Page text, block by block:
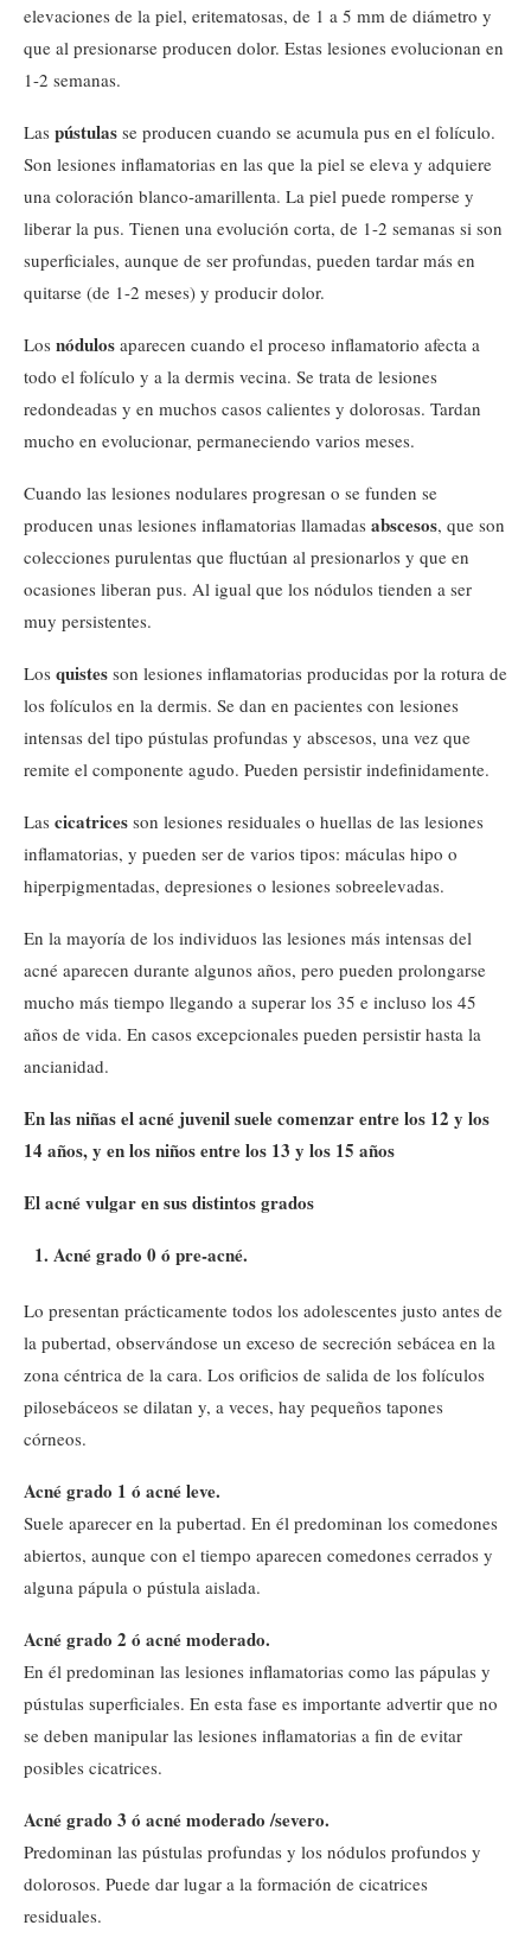
elevaciones de la piel, eritematosas, de 1 a 5 mm de diámetro y
que al presionarse producen dolor. Estas lesiones evolucionan en
1-2 semanas.
Las pústulas se producen cuando se acumula pus en el folículo.
Son lesiones inflamatorias en las que la piel se eleva y adquiere
una coloración blanco-amarillenta. La piel puede romperse y
liberar la pus. Tienen una evolución corta, de 1-2 semanas si son
superficiales, aunque de ser profundas, pueden tardar más en
quitarse (de 1-2 meses) y producir dolor.
Los nódulos aparecen cuando el proceso inflamatorio afecta a
todo el folículo y a la dermis vecina. Se trata de lesiones
redondeadas y en muchos casos calientes y dolorosas. Tardan
mucho en evolucionar, permaneciendo varios meses.
Cuando las lesiones nodulares progresan o se funden se
producen unas lesiones inflamatorias llamadas abscesos, que son
colecciones purulentas que fluctúan al presionarlos y que en
ocasiones liberan pus. Al igual que los nódulos tienden a ser
muy persistentes.
Los quistes son lesiones inflamatorias producidas por la rotura de
los folículos en la dermis. Se dan en pacientes con lesiones
intensas del tipo pústulas profundas y abscesos, una vez que
remite el componente agudo. Pueden persistir indefinidamente.
Las cicatrices son lesiones residuales o huellas de las lesiones
inflamatorias, y pueden ser de varios tipos: máculas hipo o
hiperpigmentadas, depresiones o lesiones sobreelevadas.
En la mayoría de los individuos las lesiones más intensas del
acné aparecen durante algunos años, pero pueden prolongarse
mucho más tiempo llegando a superar los 35 e incluso los 45
años de vida. En casos excepcionales pueden persistir hasta la
ancianidad.
En las niñas el acné juvenil suele comenzar entre los 12 y los
14 años, y en los niños entre los 13 y los 15 años
El acné vulgar en sus distintos grados
Acné grado 0 ó pre-acné.
Lo presentan prácticamente todos los adolescentes justo antes de
la pubertad, observándose un exceso de secreción sebácea en la
zona céntrica de la cara. Los orificios de salida de los folículos
pilosebáceos se dilatan y, a veces, hay pequeños tapones
córneos.
Acné grado 1 ó acné leve.
Suele aparecer en la pubertad. En él predominan los comedones
abiertos, aunque con el tiempo aparecen comedones cerrados y
alguna pápula o pústula aislada.
Acné grado 2 ó acné moderado.
En él predominan las lesiones inflamatorias como las pápulas y
pústulas superficiales. En esta fase es importante advertir que no
se deben manipular las lesiones inflamatorias a fin de evitar
posibles cicatrices.
Acné grado 3 ó acné moderado /severo.
Predominan las pústulas profundas y los nódulos profundos y
dolorosos. Puede dar lugar a la formación de cicatrices
residuales.